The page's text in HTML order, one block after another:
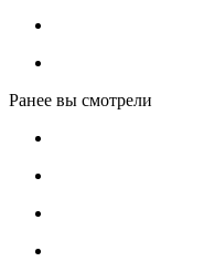
Ранее вы смотрели